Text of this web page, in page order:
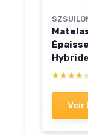
et
Voir